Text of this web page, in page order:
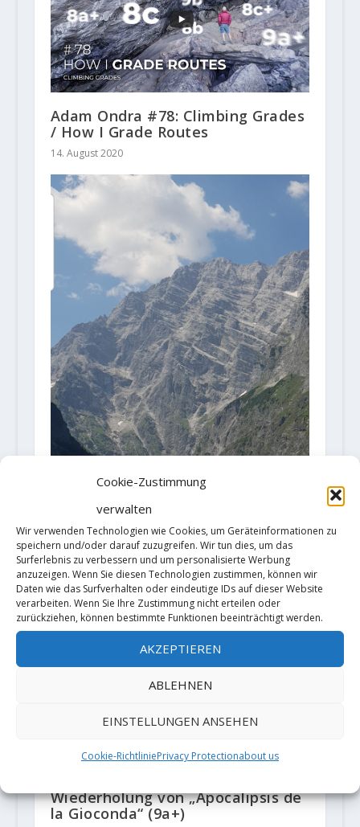
Cookie-Zustimmung
verwalten
Wir verwenden Technologien wie Cookies, um Geräteinformationen zu
speichern und/oder darauf zuzugreifen. Wir tun dies, um das
Surferlebnis zu verbessern und um personalisierte Werbung
anzuzeigen. Wenn Sie diesen Technologien zustimmen, können wir
Daten wie das Surfverhalten oder eindeutige IDs auf dieser Website
verarbeiten. Wenn Sie Ihre Zustimmung nicht erteilen oder
zurückziehen, können bestimmte Funktionen beeinträchtigt werden.
AKZEPTIEREN
ABLEHNEN
EINSTELLUNGEN ANSEHEN
Cookie-RichtliniePrivacy Protectionabout us
Adam Ondra #78: Climbing Grades
/ How I Grade Routes
14. August 2020
Corona-Pandemie – Lockerungen
zu Pfingsten in Bayern?
7. Mai 2021
Wiederholung von „Apocalipsis de
la Gioconda“ (9a+)